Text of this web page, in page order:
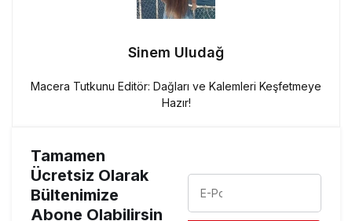
Sinem Uludağ
Macera Tutkunu Editör: Dağları ve Kalemleri Keşfetmeye
Hazır!
Tamamen
Ücretsiz Olarak
Bültenimize
Abone Olabilirsin